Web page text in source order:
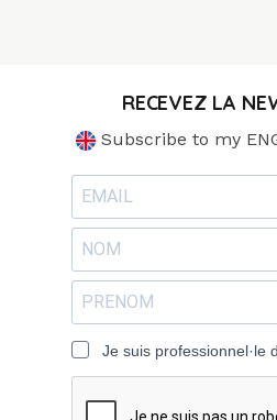
RECEVEZ LA
Subscribe to my
Je suis professionnel·le